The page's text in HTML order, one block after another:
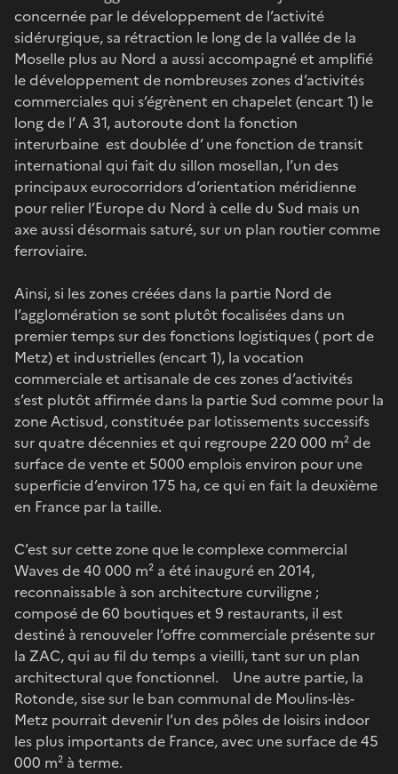
concernée par le développement de l’activité
sidérurgique, sa rétraction le long de la vallée de la
Moselle plus au Nord a aussi accompagné et amplifié
le développement de nombreuses zones d’activités
commerciales qui s’égrènent en chapelet (encart 1) le
long de l’ A 31, autoroute dont la fonction
interurbaine est doublée d’ une fonction de transit
international qui fait du sillon mosellan, l’un des
principaux eurocorridors d’orientation méridienne
pour relier l’Europe du Nord à celle du Sud mais un
axe aussi désormais saturé, sur un plan routier comme
ferroviaire.
Ainsi, si les zones créées dans la partie Nord de
l’agglomération se sont plutôt focalisées dans un
premier temps sur des fonctions logistiques ( port de
Metz) et industrielles (encart 1), la vocation
commerciale et artisanale de ces zones d’activités
s’est plutôt affirmée dans la partie Sud comme pour la
zone Actisud, constituée par lotissements successifs
sur quatre décennies et qui regroupe 220 000 m² de
surface de vente et 5000 emplois environ pour une
superficie d’environ 175 ha, ce qui en fait la deuxième
en France par la taille.
C’est sur cette zone que le complexe commercial
Waves de 40 000 m² a été inauguré en 2014,
reconnaissable à son architecture curviligne ;
composé de 60 boutiques et 9 restaurants, il est
destiné à renouveler l’offre commerciale présente sur
la ZAC, qui au fil du temps a vieilli, tant sur un plan
architectural que fonctionnel. Une autre partie, la
Rotonde, sise sur le ban communal de Moulins-lès-
Metz pourrait devenir l’un des pôles de loisirs indoor
les plus importants de France, avec une surface de 45
000 m² à terme.